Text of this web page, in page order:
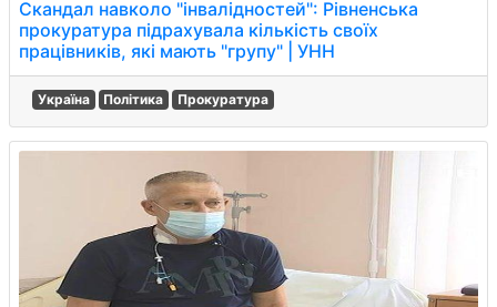
Скандал навколо "інвалідностей": Рівненська
прокуратура підрахувала кількість своїх
працівників, які мають "групу" | УНН
Україна Політика Прокуратура